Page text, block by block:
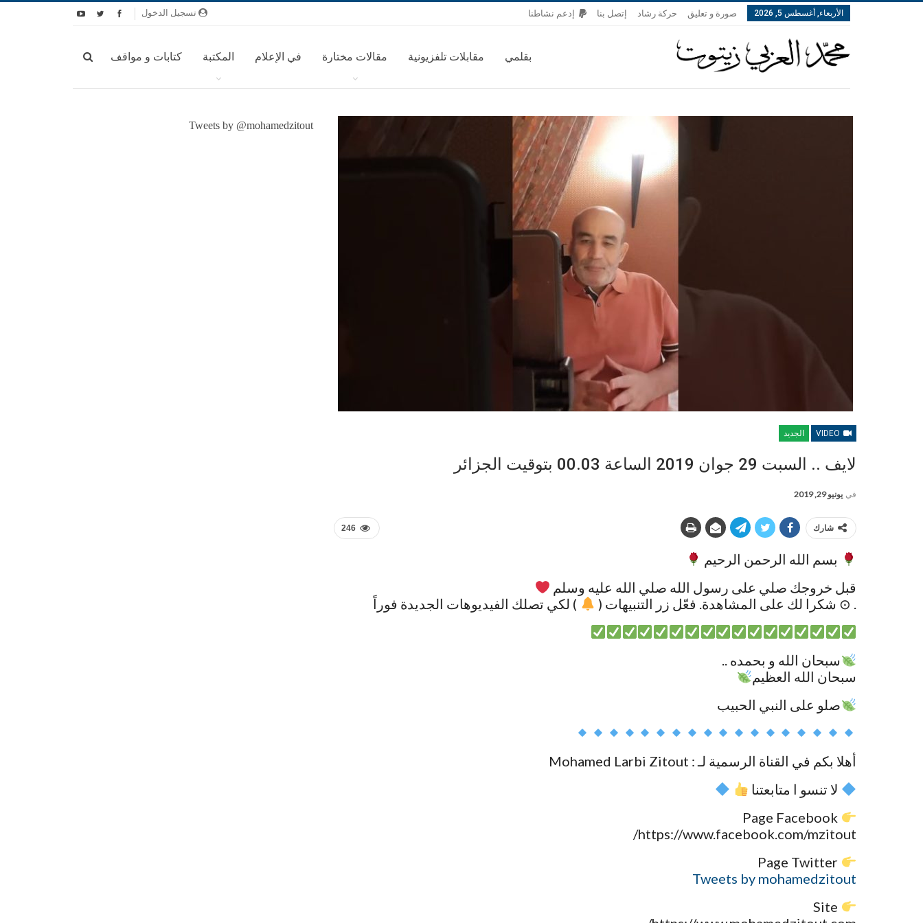
تسجيل الدخول الأربعاء, أغسطس 5, 2026 صورة و تعليق حركة رشاد إتصل بنا إدعم نشاطنا
بقلمي مقابلات تلفزيونية مقالات مختارة في الإعلام المكتبة كتابات و مواقف
الجديد
لايف .. السبت 29 جوان 2019 الساعة 00.03 بتوقيت الجزائر
في يونيو 29, 2019
246 شارك
بسم الله الرحمن الرحيم
قبل خروجك صلي على رسول الله صلي الله عليه وسلم
. ⊙ شكرا لك على المشاهدة. فعّل زر التنبيهات (
) لكي تصلك الفيديوهات الجديدة فوراً
سبحان الله و بحمده ..
سبحان الله العظيم
صلو على النبي الحبيب
أهلا بكم في القناة الرسمية لـ : Mohamed Larbi Zitout
لا تنسو ا متابعتنا
https://www.facebook.com/mzitout/
Tweets by mohamedzitout
Tweets by @mohamedzitout